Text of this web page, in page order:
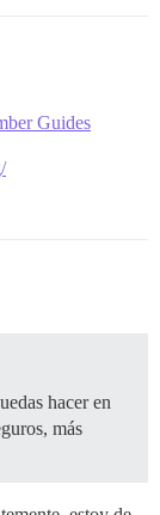
Guides
hacer en
más